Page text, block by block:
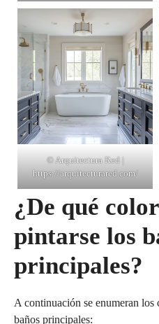
© Arquitectura Red |
https://arquitecturared.com/
¿De qué
pintarse los
principales?
A continuación se enumeran los
baños principales: